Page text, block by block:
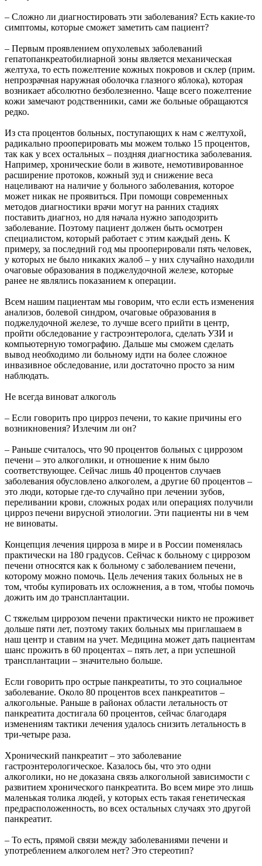
– Сложно ли диагностировать эти заболевания? Есть какие-то
симптомы, которые сможет заметить сам пациент?
– Первым проявлением опухолевых заболеваний
гепатопанкреатобилиарной зоны является механическая
желтуха, то есть пожелтение кожных покровов и склер (прим.
непрозрачная наружная оболочка глазного яблока), которая
возникает абсолютно безболезненно. Чаще всего пожелтение
кожи замечают родственники, сами же больные обращаются
редко.
Из ста процентов больных, поступающих к нам с желтухой,
радикально прооперировать мы можем только 15 процентов,
так как у всех остальных – поздняя диагностика заболевания.
Например, хронические боли в животе, немотивированное
расширение протоков, кожный зуд и снижение веса
нацеливают на наличие у больного заболевания, которое
может никак не проявиться. При помощи современных
методов диагностики врачи могут на ранних стадиях
поставить диагноз, но для начала нужно заподозрить
заболевание. Поэтому пациент должен быть осмотрен
специалистом, который работает с этим каждый день. К
примеру, за последний год мы прооперировали пять человек,
у которых не было никаких жалоб – у них случайно находили
очаговые образования в поджелудочной железе, которые
ранее не являлись показанием к операции.
Всем нашим пациентам мы говорим, что если есть изменения
анализов, болевой синдром, очаговые образования в
поджелудочной железе, то лучше всего прийти в центр,
пройти обследование у гастроэнтеролога, сделать УЗИ и
компьютерную томографию. Дальше мы сможем сделать
вывод необходимо ли больному идти на более сложное
инвазивное обследование, или достаточно просто за ним
наблюдать.
Не всегда виноват алкоголь
– Если говорить про цирроз печени, то какие причины его
возникновения? Излечим ли он?
– Раньше считалось, что 90 процентов больных с циррозом
печени – это алкоголики, и отношение к ним было
соответствующее. Сейчас лишь 40 процентов случаев
заболевания обусловлено алкоголем, а другие 60 процентов –
это люди, которые где-то случайно при лечении зубов,
переливании крови, сложных родах или операциях получили
цирроз печени вирусной этиологии. Эти пациенты ни в чем
не виноваты.
Концепция лечения цирроза в мире и в России поменялась
практически на 180 градусов. Сейчас к больному с циррозом
печени относятся как к больному с заболеванием печени,
которому можно помочь. Цель лечения таких больных не в
том, чтобы купировать их осложнения, а в том, чтобы помочь
дожить им до трансплантации.
С тяжелым циррозом печени практически никто не проживет
дольше пяти лет, поэтому таких больных мы приглашаем в
наш центр и ставим на учет. Медицина может дать пациентам
шанс прожить в 60 процентах – пять лет, а при успешной
трансплантации – значительно больше.
Если говорить про острые панкреатиты, то это социальное
заболевание. Около 80 процентов всех панкреатитов –
алкогольные. Раньше в районах области летальность от
панкреатита достигала 60 процентов, сейчас благодаря
изменениям тактики лечения удалось снизить летальность в
три-четыре раза.
Хронический панкреатит – это заболевание
гастроэнтерологическое. Казалось бы, что это одни
алкоголики, но не доказана связь алкогольной зависимости с
развитием хронического панкреатита. Во всем мире это лишь
маленькая толика людей, у которых есть такая генетическая
предрасположенность, во всех остальных случаях это другой
панкреатит.
– То есть, прямой связи между заболеваниями печени и
употреблением алкоголем нет? Это стереотип?